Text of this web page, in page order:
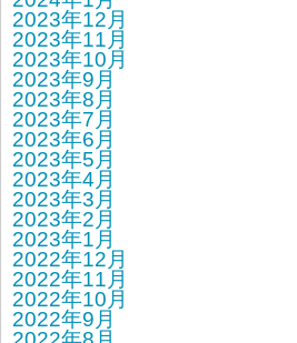
2023年12月
2023年11月
2023年10月
2023年9月
2023年8月
2023年7月
2023年6月
2023年5月
2023年4月
2023年3月
2023年2月
2023年1月
2022年12月
2022年11月
2022年10月
2022年9月